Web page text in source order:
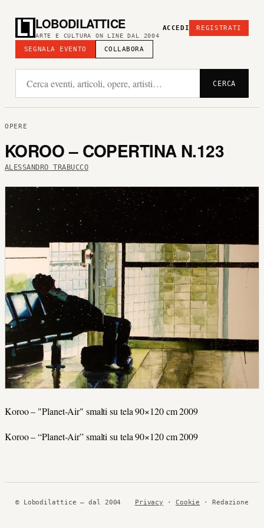
LOBODILATTICE
ARTE E CULTURA ON LINE DAL 2004
SEGNALA EVENTO COLLABORA
ACCEDI REGISTRATI
CERCA
OPERE
KOROO – COPERTINA N.123
ALESSANDRO TRABUCCO
Koroo – "Planet-Air" smalti su tela 90×120 cm 2009
Koroo – “Planet-Air” smalti su tela 90×120 cm 2009
© Lobodilattice — dal 2004 Privacy · Cookie · Redazione